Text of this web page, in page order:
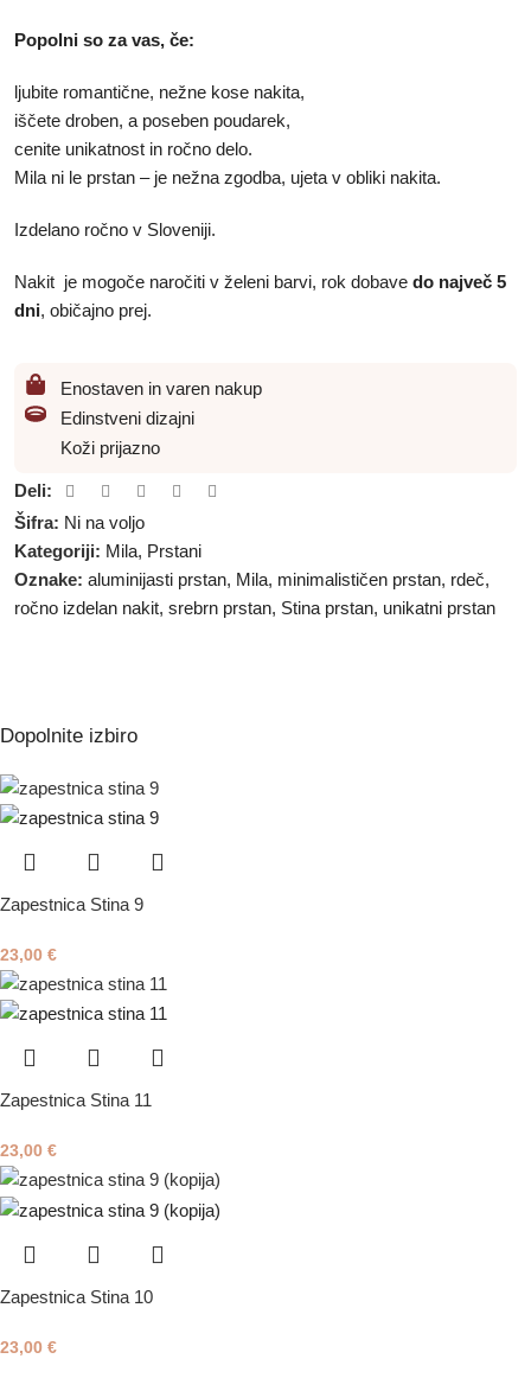
Popolni so za vas, če:
ljubite romantične, nežne kose nakita,
iščete droben, a poseben poudarek,
cenite unikatnost in ročno delo.
Mila ni le prstan – je nežna zgodba, ujeta v obliki nakita.
Izdelano ročno v Sloveniji.
Nakit je mogoče naročiti v želeni barvi, rok dobave do največ 5
dni, običajno prej.
Enostaven in varen nakup
Edinstveni dizajni
Koži prijazno
Deli:
Šifra: Ni na voljo
Kategoriji: Mila, Prstani
Oznake: aluminijasti prstan, Mila, minimalističen prstan, rdeč,
ročno izdelan nakit, srebrn prstan, Stina prstan, unikatni prstan
Dopolnite izbiro
Zapestnica Stina 9
23,00 €
Zapestnica Stina 11
23,00 €
Zapestnica Stina 10
23,00 €